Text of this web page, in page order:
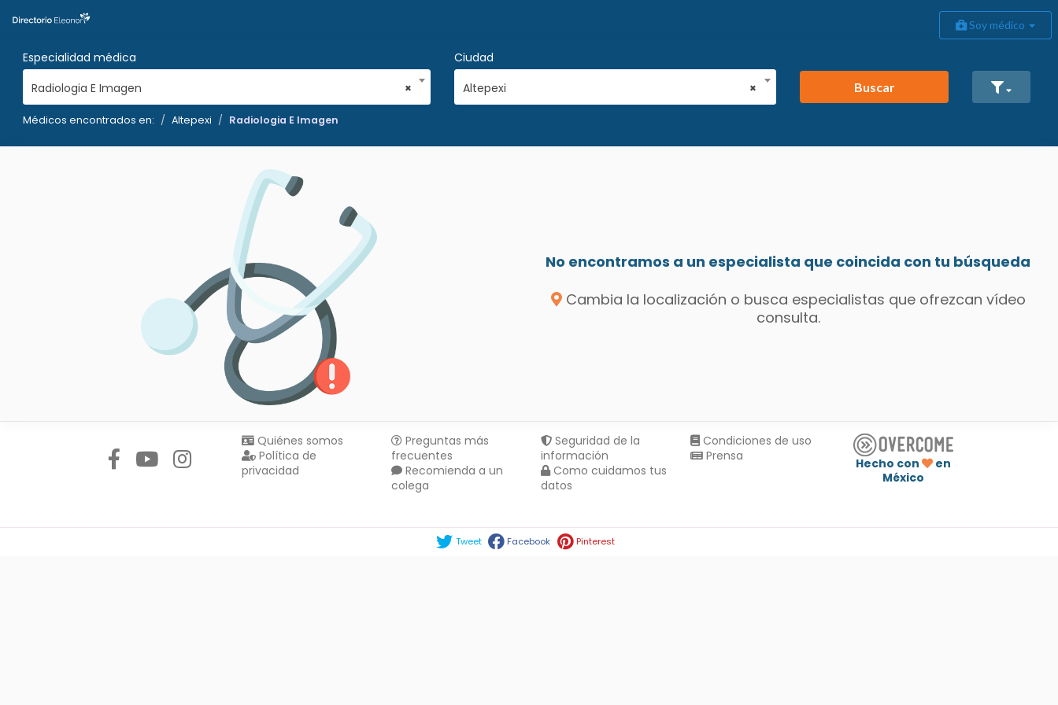
Soy médico
Especialidad médica
×
Radiologia E Imagen
Ciudad
×
Altepexi Buscar
Médicos encontrados en: Altepexi Radiologia E Imagen
No encontramos a un especialista que coincida con tu búsqueda
Cambia la localización o busca especialistas que ofrezcan vídeo
consulta.
Quiénes somos
Política de
privacidad
Preguntas más
frecuentes
Recomienda a un
colega
Seguridad de la
información
Como cuidamos tus
datos
Condiciones de uso
Prensa
Hecho con
en
México
Tweet Facebook Pinterest